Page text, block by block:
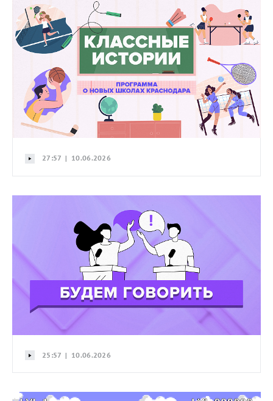
27:57 | 10.06.2026
25:57 | 10.06.2026